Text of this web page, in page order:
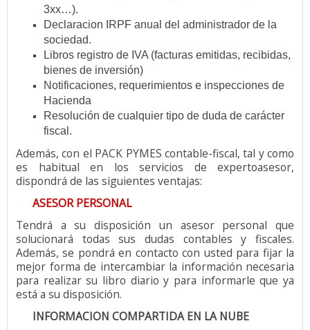
3xx…).
Declaracion IRPF anual del administrador de la
sociedad.
Libros registro de IVA (facturas emitidas, recibidas,
bienes de inversión)
Notificaciones, requerimientos e inspecciones de
Hacienda
Resolución de cualquier tipo de duda de carácter
fiscal.
Además, con el PACK PYMES contable-fiscal, tal y como
es habitual en los servicios de expertoasesor,
dispondrá de las siguientes ventajas:
ASESOR PERSONAL
Tendrá a su disposición un asesor personal que
solucionará todas sus dudas contables y fiscales.
Además, se pondrá en contacto con usted para fijar la
mejor forma de intercambiar la información necesaria
para realizar su libro diario y para informarle que ya
está a su disposición.
INFORMACION COMPARTIDA EN LA NUBE